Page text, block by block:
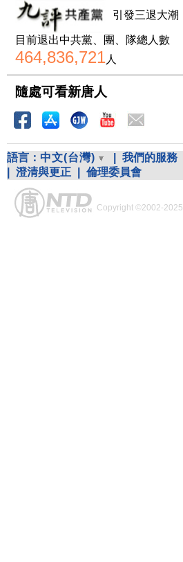
引發三退大潮
目前退出中共黨、團、隊總人數
464,836,721人
隨處可看新唐人
語言： 中文(台灣) 我們的服務
澄清與更正 倫理委員會
Copyright ©2002-2025